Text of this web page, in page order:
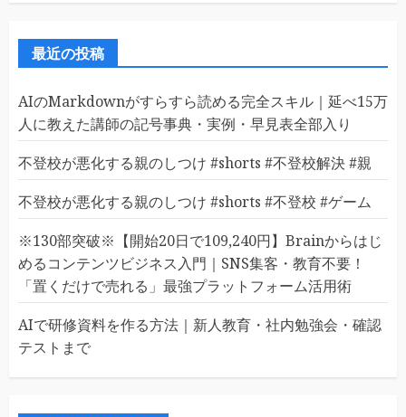
最近の投稿
AIのMarkdownがすらすら読める完全スキル｜延べ15万
人に教えた講師の記号事典・実例・早見表全部入り
不登校が悪化する親のしつけ #shorts #不登校解決 #親
不登校が悪化する親のしつけ #shorts #不登校 #ゲーム
※130部突破※【開始20日で109,240円】Brainからはじ
めるコンテンツビジネス入門｜SNS集客・教育不要！
「置くだけで売れる」最強プラットフォーム活用術
AIで研修資料を作る方法｜新人教育・社内勉強会・確認
テストまで